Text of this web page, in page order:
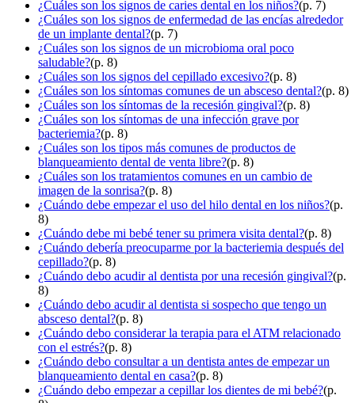
¿Cuáles son los signos de caries dental en los niños?(p. 7)
¿Cuáles son los signos de enfermedad de las encías alrededor
de un implante dental?(p. 7)
¿Cuáles son los signos de un microbioma oral poco
saludable?(p. 8)
¿Cuáles son los signos del cepillado excesivo?(p. 8)
¿Cuáles son los síntomas comunes de un absceso dental?(p. 8)
¿Cuáles son los síntomas de la recesión gingival?(p. 8)
¿Cuáles son los síntomas de una infección grave por
bacteriemia?(p. 8)
¿Cuáles son los tipos más comunes de productos de
blanqueamiento dental de venta libre?(p. 8)
¿Cuáles son los tratamientos comunes en un cambio de
imagen de la sonrisa?(p. 8)
¿Cuándo debe empezar el uso del hilo dental en los niños?(p.
8)
¿Cuándo debe mi bebé tener su primera visita dental?(p. 8)
¿Cuándo debería preocuparme por la bacteriemia después del
cepillado?(p. 8)
¿Cuándo debo acudir al dentista por una recesión gingival?(p.
8)
¿Cuándo debo acudir al dentista si sospecho que tengo un
absceso dental?(p. 8)
¿Cuándo debo considerar la terapia para el ATM relacionado
con el estrés?(p. 8)
¿Cuándo debo consultar a un dentista antes de empezar un
blanqueamiento dental en casa?(p. 8)
¿Cuándo debo empezar a cepillar los dientes de mi bebé?(p.